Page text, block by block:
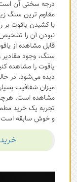
درجه سختی آن
مقاوم ترین سنگ
با کشیدن یاقوت بر
نبودن آن را
قابل مشاهده از
سنگ، وجود
یاقوت را مشاهده
دیده می‌شود. در
میزان شفافیت
مشاهده است. هرچند
تجربه یک خرید
و خوش سابقه